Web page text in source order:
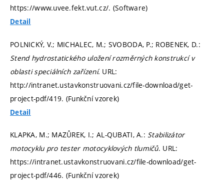
https://www.uvee.fekt.vut.cz/. (Software)
Detail
POLNICKÝ, V.; MICHALEC, M.; SVOBODA, P.; ROBENEK, D.:
Stend hydrostatického uložení rozměrných konstrukcí v
oblasti speciálních zařízení. URL:
http://intranet.ustavkonstruovani.cz/file-download/get-
project-pdf/419. (Funkční vzorek)
Detail
KLAPKA, M.; MAZŮREK, I.; AL-QUBATI, A.: Stabilizátor
motocyklu pro tester motocyklových tlumičů. URL:
https://intranet.ustavkonstruovani.cz/file-download/get-
project-pdf/446. (Funkční vzorek)